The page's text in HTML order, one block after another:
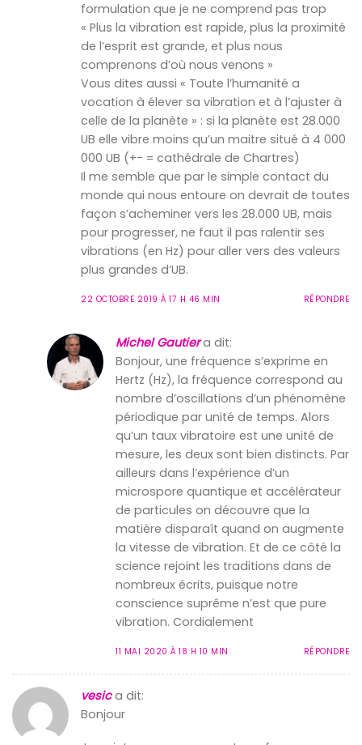
formulation que je ne comprend pas trop
« Plus la vibration est rapide, plus la proximité
de l’esprit est grande, et plus nous
comprenons d’où nous venons »
Vous dites aussi « Toute l’humanité a
vocation à élever sa vibration et à l’ajuster à
celle de la planète » : si la planète est 28.000
UB elle vibre moins qu’un maitre situé à 4 000
000 UB (+- = cathédrale de Chartres)
Il me semble que par le simple contact du
monde qui nous entoure on devrait de toutes
façon s’acheminer vers les 28.000 UB, mais
pour progresser, ne faut il pas ralentir ses
vibrations (en Hz) pour aller vers des valeurs
plus grandes d’UB.
22 OCTOBRE 2019 À 17 H 46 MIN RÉPONDRE
Michel Gautier a dit:
Bonjour, une fréquence s’exprime en
Hertz (Hz), la fréquence correspond au
nombre d’oscillations d’un phénomène
périodique par unité de temps. Alors
qu’un taux vibratoire est une unité de
mesure, les deux sont bien distincts. Par
ailleurs dans l’expérience d’un
microspore quantique et accélérateur
de particules on découvre que la
matière disparaît quand on augmente
la vitesse de vibration. Et de ce côté la
science rejoint les traditions dans de
nombreux écrits, puisque notre
conscience suprême n’est que pure
vibration. Cordialement
11 MAI 2020 À 18 H 10 MIN RÉPONDRE
vesic a dit:
Bonjour